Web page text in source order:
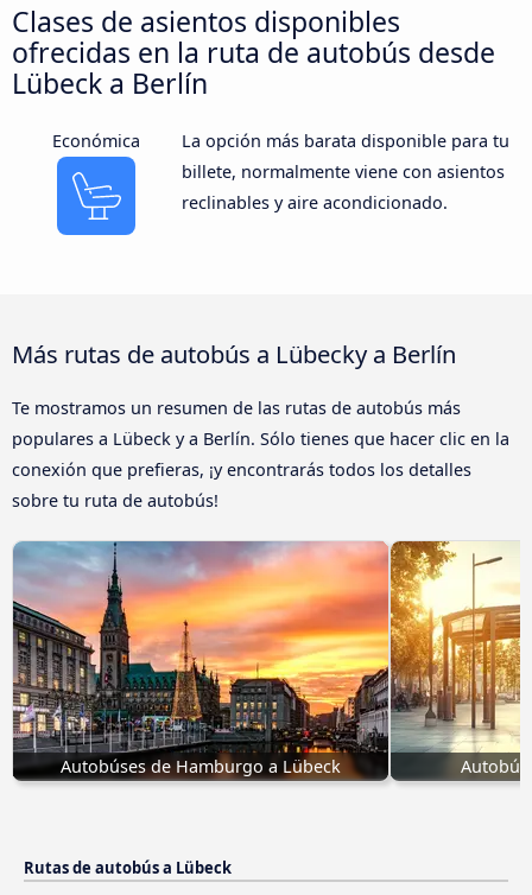
Clases de asientos disponibles
ofrecidas en la ruta de autobús desde
Lübeck a Berlín
Económica
La opción más barata disponible para tu
billete, normalmente viene con asientos
reclinables y aire acondicionado.
Más rutas de autobús a Lübecky a Berlín
Te mostramos un resumen de las rutas de autobús más
populares a Lübeck y a Berlín. Sólo tienes que hacer clic en la
conexión que prefieras, ¡y encontrarás todos los detalles
sobre tu ruta de autobús!
Autobúses de Hamburgo a Lübeck
Rutas de autobús a Lübeck